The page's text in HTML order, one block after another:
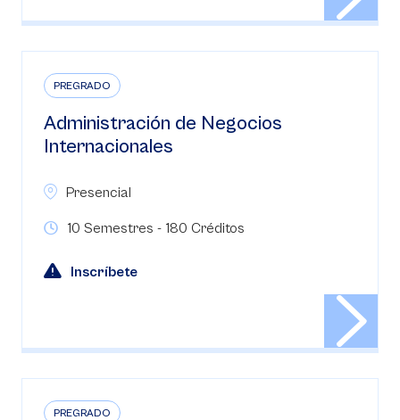
PREGRADO
Administración de Negocios
Internacionales
Presencial
10 Semestres - 180 Créditos
Inscríbete
PREGRADO